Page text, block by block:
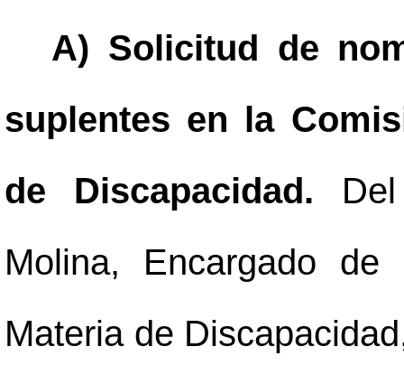
A) Solicitud de
suplentes en la
de Discapacidad.
Molina, Encargado
Materia de